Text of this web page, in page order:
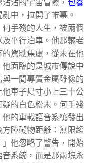
沾的宇宙冒險， 包養
中，拉開了帷幕。
手殘的人生，被兩個
平行泊車。他那輛老
駕駛焦慮，從未在他
面臨的是城市傳說中
一間專賣金屬雕像的
車子尺寸小上三十公
的白色粉末。何手殘
的車載語音系統發出
障礙物距離：無限趨
他忽略了警告，開始
系統，而是那兩塊永